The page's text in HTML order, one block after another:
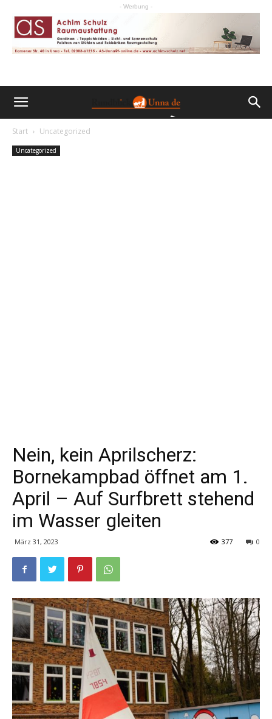
- Werbung -
Start Uncategorized
Uncategorized
Nein, kein Aprilscherz:
Bornekampbad öffnet am 1.
April – Auf Surfbrett stehend
im Wasser gleiten
März 31, 2023 0
377